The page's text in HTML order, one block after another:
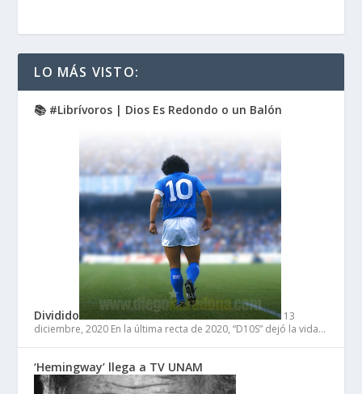
LO MÁS VISTO:
📚 #Librívoros | Dios Es Redondo o un Balón
Dividido
13
diciembre, 2020 En la última recta de 2020, “D10S” dejó la vida…
‘Hemingway’ llega a TV UNAM